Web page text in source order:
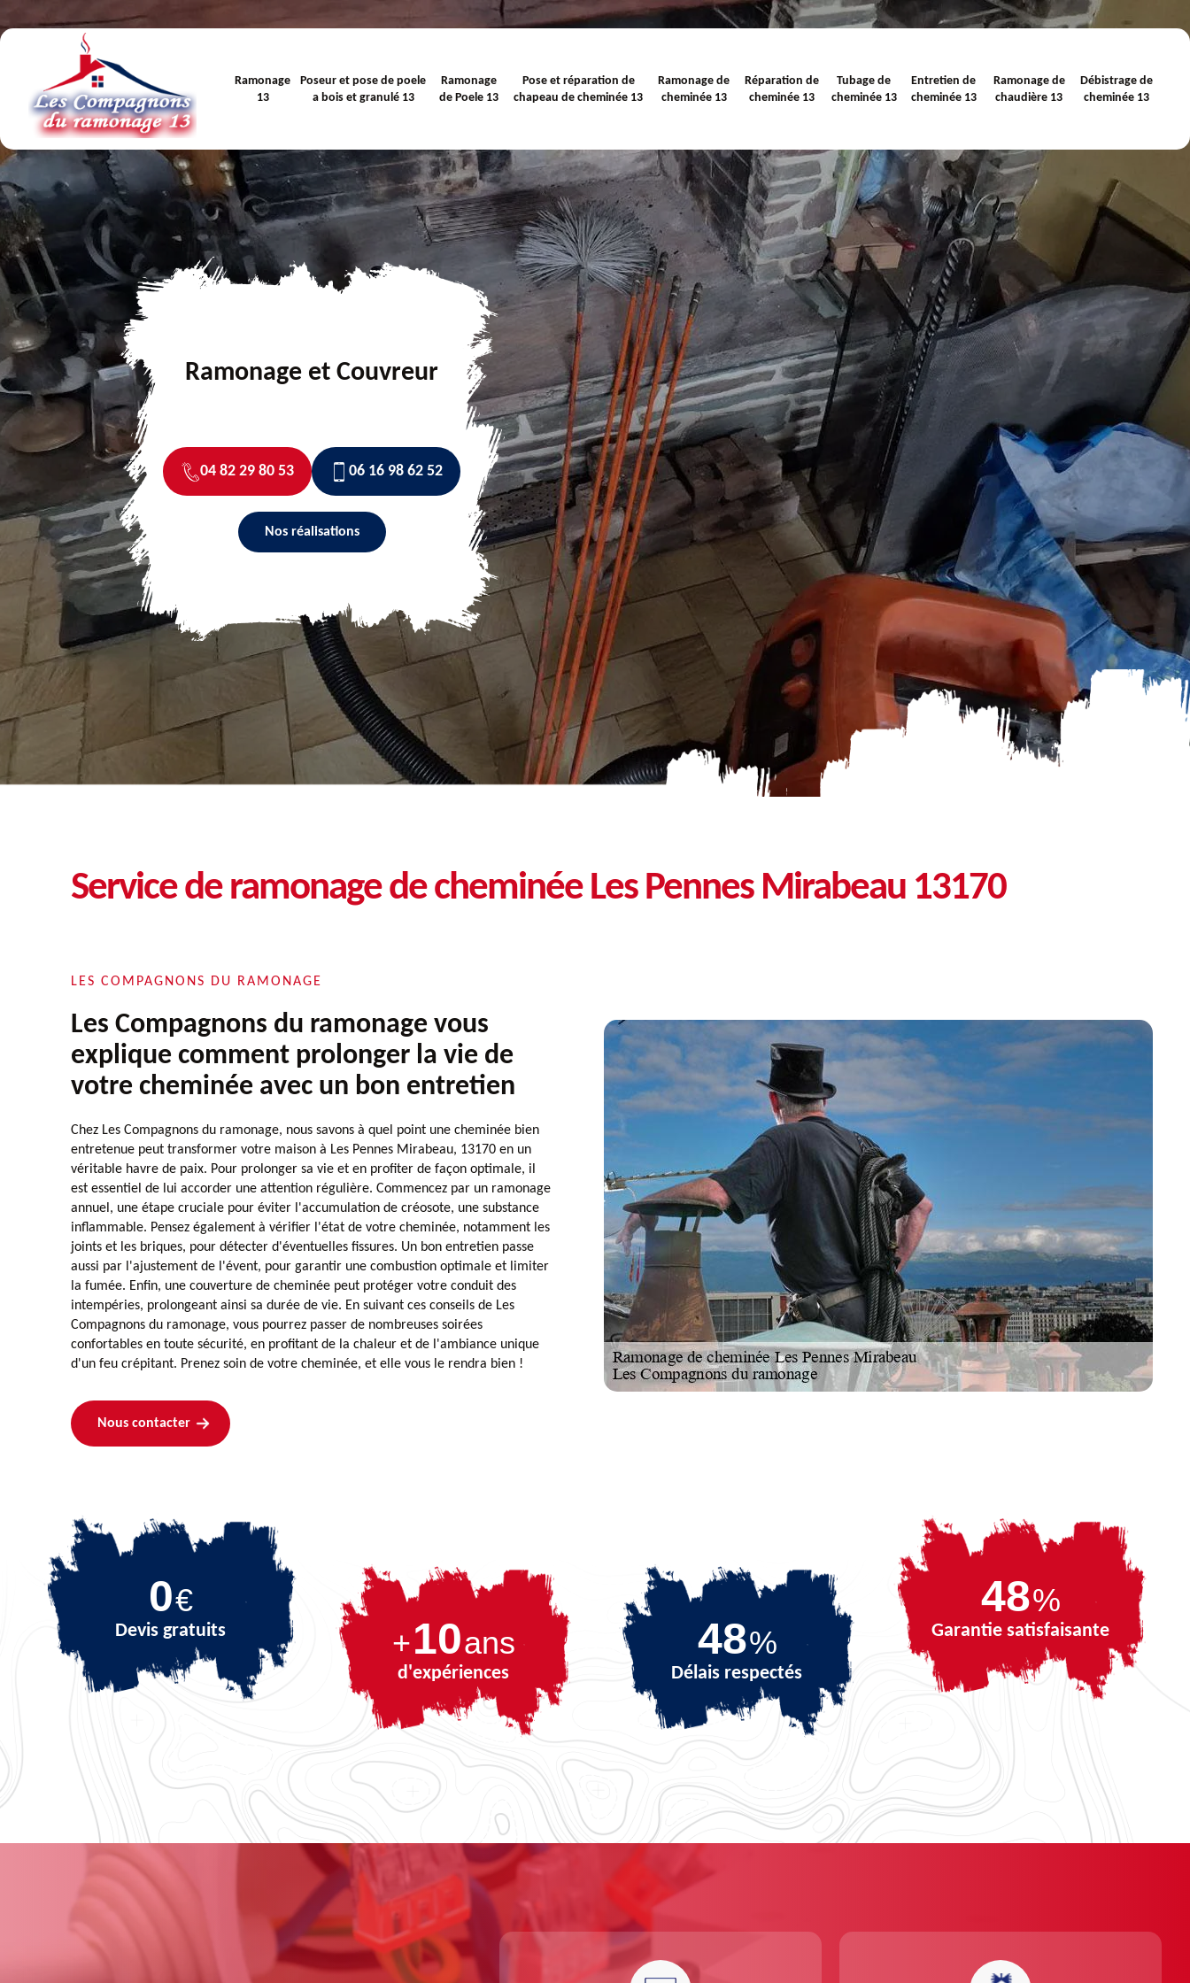
Ramonage
13
Poseur et pose de poele
a bois et granulé 13
Ramonage
de Poele 13
Pose et réparation de
chapeau de cheminée 13
Ramonage de
cheminée 13
Réparation de
cheminée 13
Tubage de
cheminée 13
Entretien de
cheminée 13
Ramonage de
chaudière 13
Débistrage de
cheminée 13
Ramonage et Couvreur
04 82 29 80 53 06 16 98 62 52
Nos réalisations
Service de ramonage de cheminée Les Pennes Mirabeau 13170
LES COMPAGNONS DU RAMONAGE
Les Compagnons du ramonage vous
explique comment prolonger la vie de
votre cheminée avec un bon entretien
Chez Les Compagnons du ramonage, nous savons à quel point une cheminée bien
entretenue peut transformer votre maison à Les Pennes Mirabeau, 13170 en un
véritable havre de paix. Pour prolonger sa vie et en profiter de façon optimale, il
est essentiel de lui accorder une attention régulière. Commencez par un ramonage
annuel, une étape cruciale pour éviter l'accumulation de créosote, une substance
inflammable. Pensez également à vérifier l'état de votre cheminée, notamment les
joints et les briques, pour détecter d'éventuelles fissures. Un bon entretien passe
aussi par l'ajustement de l'évent, pour garantir une combustion optimale et limiter
la fumée. Enfin, une couverture de cheminée peut protéger votre conduit des
intempéries, prolongeant ainsi sa durée de vie. En suivant ces conseils de Les
Compagnons du ramonage, vous pourrez passer de nombreuses soirées
confortables en toute sécurité, en profitant de la chaleur et de l'ambiance unique
d'un feu crépitant. Prenez soin de votre cheminée, et elle vous le rendra bien !
Nous contacter
0€
Devis gratuits +10ans
d'expériences
68%
Délais respectés
68%
Garantie satisfaisante